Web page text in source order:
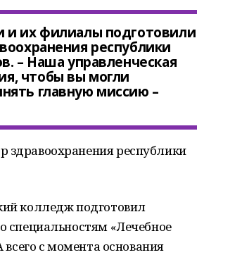
и их филиалы подготовили
республики
– Наша управленческая
чтобы вы могли
главную миссию –
здравоохранения республики
колледж подготовил
специальностям «Лечебное
с момента основания